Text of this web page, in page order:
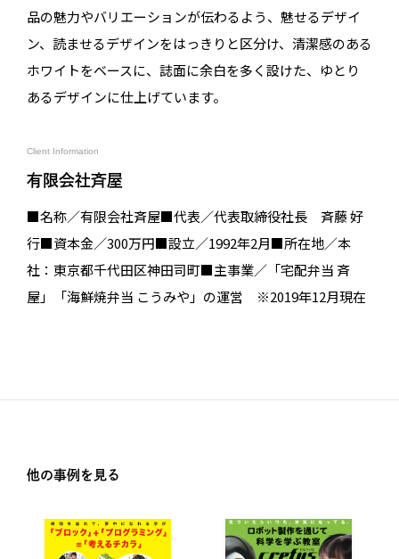
品の魅力やバリエーションが伝わるよう、魅せるデザイ
ン、読ませるデザインをはっきりと区分け、清潔感のある
ホワイトをベースに、誌面に余白を多く設けた、ゆとり
あるデザインに仕上げています。
Client Information
有限会社斉屋
■名称／有限会社斉屋■代表／代表取締役社長 斉藤 好
行■資本金／300万円■設立／1992年2月■所在地／本
社：東京都千代田区神田司町■主事業／「宅配弁当 斉
屋」「海鮮焼弁当 こうみや」の運営 ※2019年12月現在
他の事例を見る